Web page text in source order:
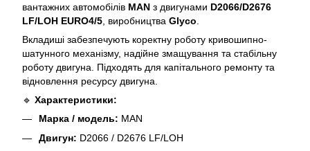
вантажних автомобілів MAN з двигунами D2066/D2676
LF/LOH EURO4/5 , виробництва Glyco
Вкладиші забезпечують коректну роботу кривошипно-
шатунного механізму, надійне змащування та стабільну
роботу двигуна. Підходять для капітального ремонту та
відновлення ресурсу двигуна.
🔹 Характеристики:
Марка / модель: MAN
Двигун: D2066 / D2676 LF/LOH